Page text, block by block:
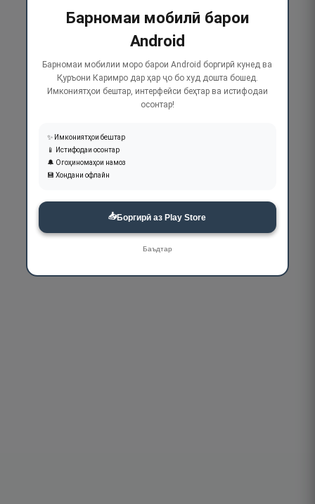
Барномаи мобилӣ барои
Android
Барномаи мобилии моро барои Android боргирӣ кунед ва
Қуръони Каримро дар ҳар ҷо бо худ дошта бошед.
Имкониятҳои бештар, интерфейси беҳтар ва истифодаи
осонтар!
✨ Имкониятҳои бештар
📱 Истифодаи осонтар
🔔 Огоҳиномаҳои намоз
💾 Хондани офлайн
📥Боргирӣ аз Play Store
Баъдтар